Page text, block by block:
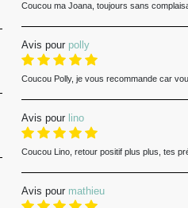
Coucou ma Joana, toujours sans
Avis pour polly
Coucou Polly, je vous recommande car
Avis pour lino
Coucou Lino, retour positif plus plus, tes
Avis pour mathieu